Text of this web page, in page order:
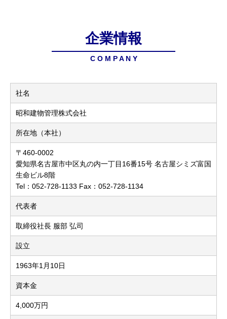
企業情報
C O M P A N Y
社名
昭和建物管理株式会社
所在地（本社）
〒460-0002
愛知県名古屋市中区丸の内一丁目16番15号 名古屋シミズ富国
生命ビル8階
Tel：052-728-1133 Fax：052-728-1134
代表者
取締役社長 服部 弘司
設立
1963年1月10日
資本金
4,000万円